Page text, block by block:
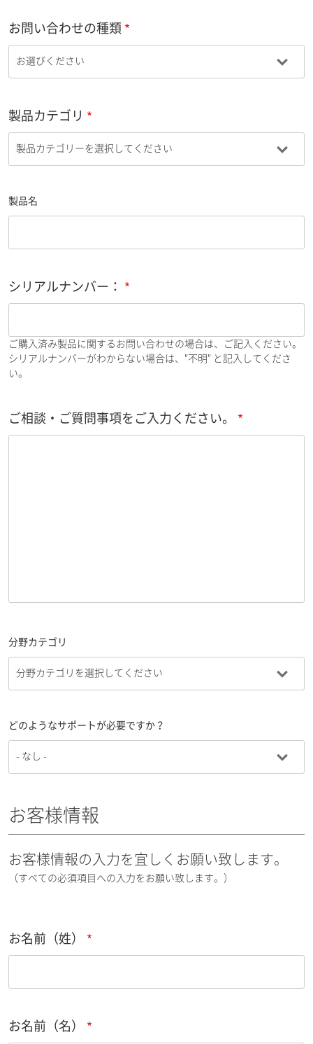
お問い合わせの種類
製品カテゴリ
製品名
シリアルナンバー：
ご購入済み製品に関するお問い合わせの場合は、ご記入ください。
シリアルナンバーがわからない場合は、"不明" と記入してくださ
い。
ご相談・ご質問事項をご入力ください。
分野カテゴリ
どのようなサポートが必要ですか？
お客様情報
お客様情報の入力を宜しくお願い致します。
（すべての必須項目への入力をお願い致します。）
お名前（姓）
お名前（名）